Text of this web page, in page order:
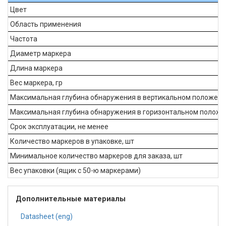
Цвет
Область применения
Частота
Диаметр маркера
Длина маркера
Вес маркера, гр
Максимальная глубина обнаружения в вертикальном
Максимальная глубина обнаружения в горизонтальном
Срок эксплуатации, не менее
Количество маркеров в упаковке, шт
Минимальное количество маркеров для заказа, шт
Вес упаковки (ящик с 50-ю маркерами)
Дополнительные материалы
Datasheet (eng)